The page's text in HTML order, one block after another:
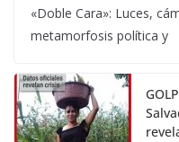
«Doble Cara»: Luces,
metamorfosis política y